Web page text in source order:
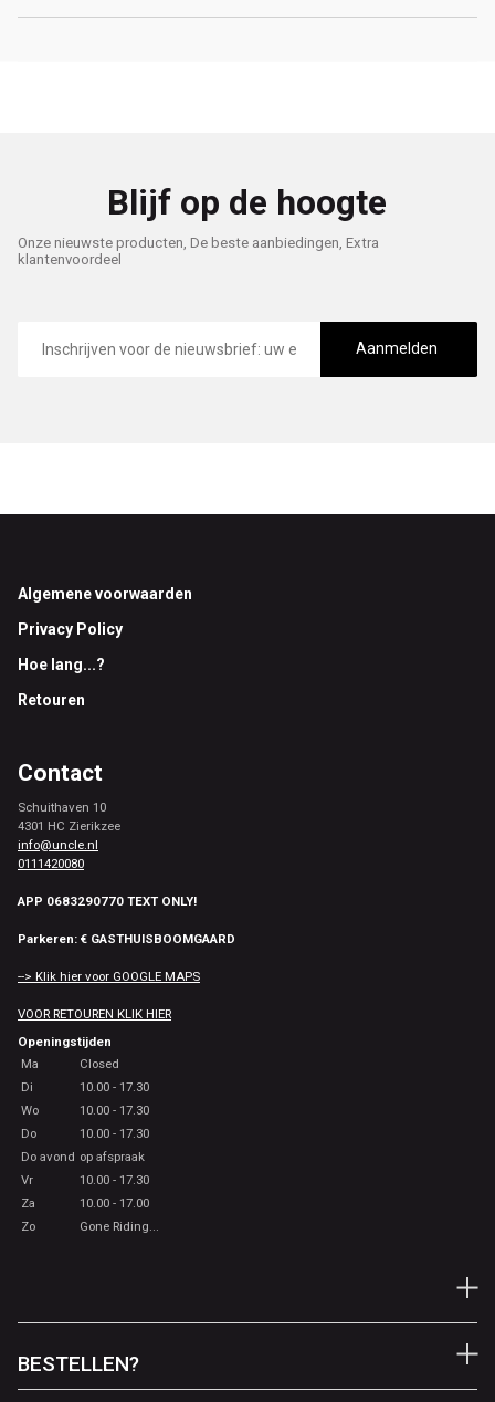
Blijf op de hoogte
Onze nieuwste producten, De beste aanbiedingen, Extra
klantenvoordeel
mailadres
Aanmelden
Footer
Algemene voorwaarden
Privacy Policy
Hoe lang...?
Retouren
Contact
Schuithaven 10
4301 HC Zierikzee
info@uncle.nl
0111420080
APP 0683290770 TEXT ONLY!
Parkeren: € GASTHUISBOOMGAARD
--> Klik hier voor GOOGLE MAPS
VOOR RETOUREN KLIK HIER
Openingstijden
Ma
Closed
Di
10.00 - 17.30
Wo
10.00 - 17.30
Do
10.00 - 17.30
Do avond op afspraak
Vr
10.00 - 17.30
Za
10.00 - 17.00
Zo
Gone Riding...
BESTELLEN?